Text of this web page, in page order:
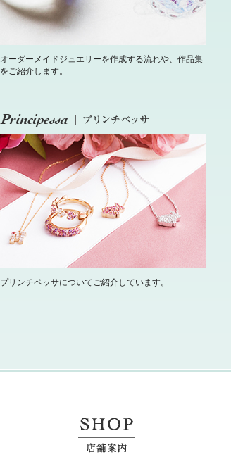
オーダーメイドジュエリーを作成する流れや、作品集
をご紹介します。
プリンチペッサについてご紹介しています。